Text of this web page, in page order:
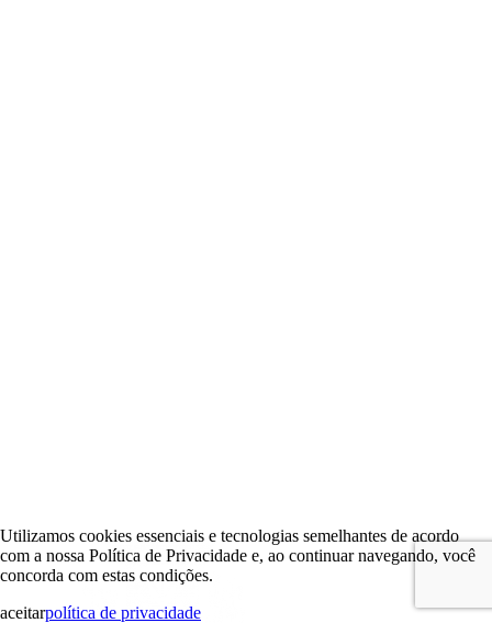
Utilizamos cookies essenciais e tecnologias semelhantes de acordo
com a nossa Política de Privacidade e, ao continuar navegando, você
concorda com estas condições.
aceitarpolítica de privacidade